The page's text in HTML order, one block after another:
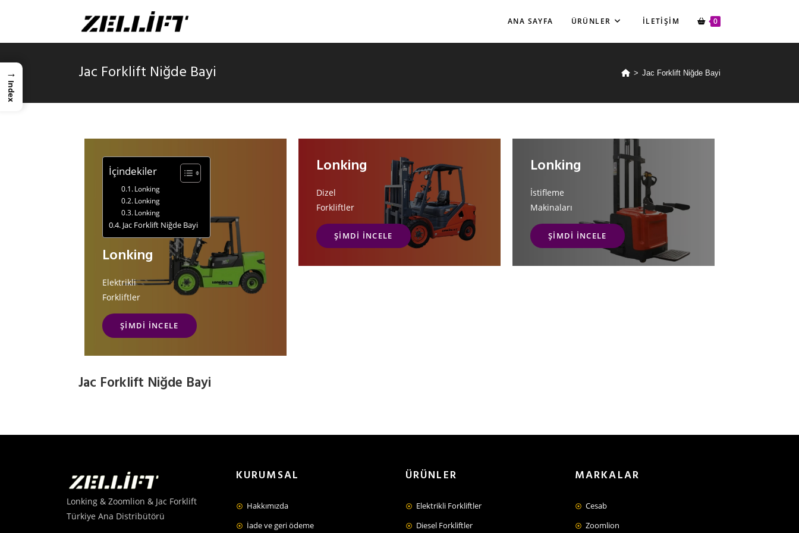
ANA SAYFA ÜRÜNLER İLETIŞIM 0
Jac Forklift Niğde Bayi > Jac Forklift Niğde Bayi
İçindekiler
Lonking
Lonking
Lonking
Jac Forklift Niğde Bayi
Lonking
Elektrikli
Forkliftler
ŞIMDI İNCELE
Lonking
Dizel
Forkliftler
ŞIMDI INCELE
Lonking
İstifleme
Makinaları
ŞIMDI İNCELE
Jac Forklift Niğde Bayi
Lonking & Zoomlion & Jac Forklift
Türkiye Ana Distribütörü
KURUMSAL
Hakkımızda
İade ve geri ödeme
ÜRÜNLER
Elektrikli Forkliftler
Diesel Forkliftler
MARKALAR
Cesab
Zoomlion
→
Index